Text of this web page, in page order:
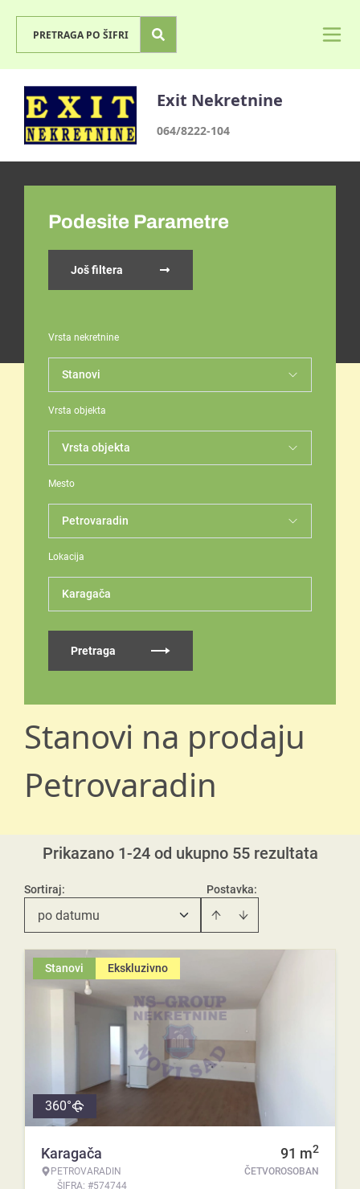
Exit Nekretnine
064/8222-104
Podesite Parametre
Još filtera
Vrsta nekretnine
Vrsta objekta
Mesto
Lokacija
Karagača
Pretraga
Stanovi na prodaju
Petrovaradin
Prikazano 1-24 od ukupno 55 rezultata
Postavka:
Sortiraj:
po datumu
Stanovi Ekskluzivno
360°
Karagača
PETROVARADIN
ŠIFRA: #574744
91 m2
ČETVOROSOBAN